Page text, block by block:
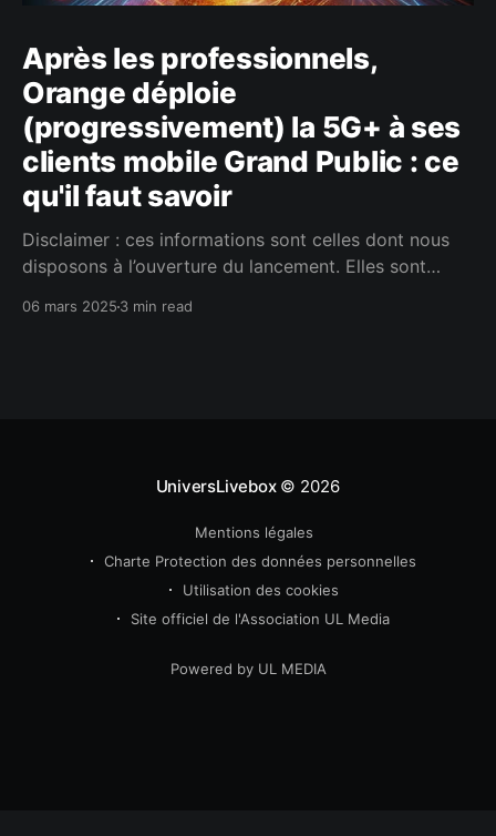
Après les professionnels,
Orange déploie
(progressivement) la 5G+ à ses
clients mobile Grand Public : ce
qu'il faut savoir
Disclaimer : ces informations sont celles dont nous
disposons à l’ouverture du lancement. Elles sont
06 mars 2025 3 min read
UniversLivebox© 2026
Mentions légales
Charte Protection des données personnelles
Utilisation des cookies
Site officiel de l'Association UL Media
Powered by UL MEDIA